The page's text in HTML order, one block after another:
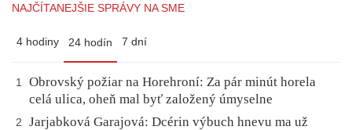
NAJČÍTANEJŠIE SPRÁVY NA SME
4 hodiny 24 hodín 7 dní
1
Obrovský požiar na Horehroní: Za pár minút horela
celá ulica, oheň mal byť založený úmyselne
2
Jarjabková Garajová: Dcérin výbuch hnevu ma už